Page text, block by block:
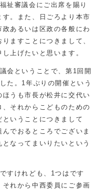
祉審議会にご出席を賜り
。また、日ごろより本市
あるいは区政の各般にわ
ますことにつきまして、
上げたいと思います。
会ということで、第1回開
た。1年ぶりの開催という
うも市長が松井に交代い
それからこどものための
いうことにつきまして
でおるところでございま
なってまいりたいという
すけれども、1つはです
れから中西委員にご参画